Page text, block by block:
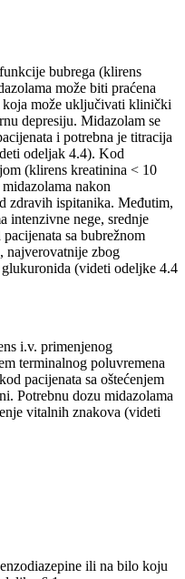
bubrega (klirens
može biti praćena
koja može uključivati klinički
depresiju. Midazolam se
i potrebna je titracija
odeljak 4.4). Kod
(klirens kreatinina < 10
nakon
zdravih ispitanika. Međutim,
intenzivne nege, srednje
sa bubrežnom
najverovatnije zbog
(videti odeljke 4.4
i.v. primenjenog
terminalnog poluvremena
pacijenata sa oštećenjem
Potrebnu dozu midazolama
vitalnih znakova (videti
ili na bilo koju